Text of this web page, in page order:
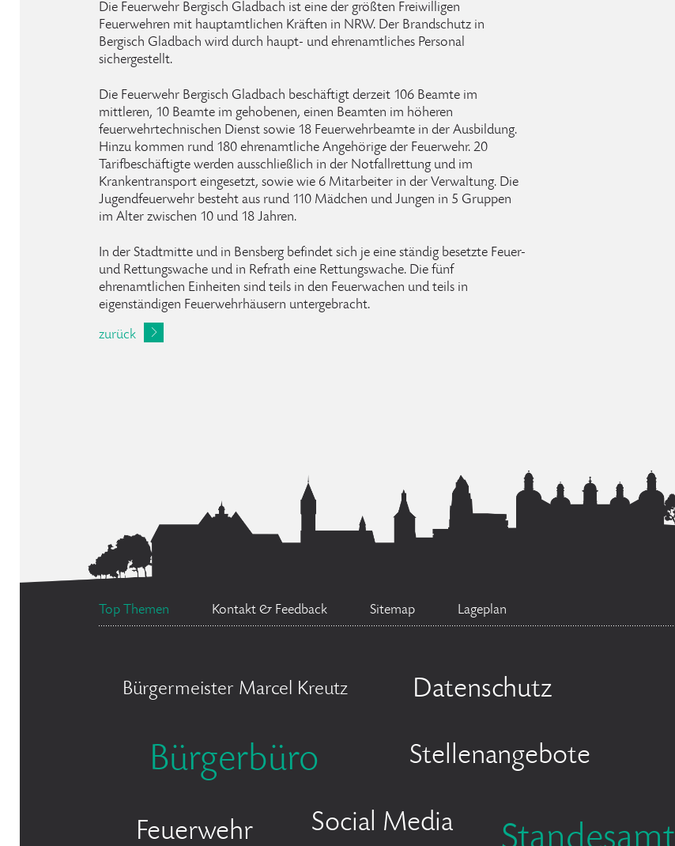
Die Feuerwehr Bergisch Gladbach ist eine der größten Freiwilligen
Feuerwehren mit hauptamtlichen Kräften in NRW. Der Brandschutz in
Bergisch Gladbach wird durch haupt- und ehrenamtliches Personal
sichergestellt.
Die Feuerwehr Bergisch Gladbach beschäftigt derzeit 106 Beamte im
mittleren, 10 Beamte im gehobenen, einen Beamten im höheren
feuerwehrtechnischen Dienst sowie 18 Feuerwehrbeamte in der Ausbildung.
Hinzu kommen rund 180 ehrenamtliche Angehörige der Feuerwehr. 20
Tarifbeschäftigte werden ausschließlich in der Notfallrettung und im
Krankentransport eingesetzt, sowie wie 6 Mitarbeiter in der Verwaltung. Die
Jugendfeuerwehr besteht aus rund 110 Mädchen und Jungen in 5 Gruppen
im Alter zwischen 10 und 18 Jahren.
In der Stadtmitte und in Bensberg befindet sich je eine ständig besetzte Feuer-
und Rettungswache und in Refrath eine Rettungswache. Die fünf
ehrenamtlichen Einheiten sind teils in den Feuerwachen und teils in
eigenständigen Feuerwehrhäusern untergebracht.
zurück
Top Themen Kontakt & Feedback Sitemap Lageplan
Bürgermeister Marcel Kreutz Datenschutz
Bürgerbüro Stellenangebote
Feuerwehr Social Media